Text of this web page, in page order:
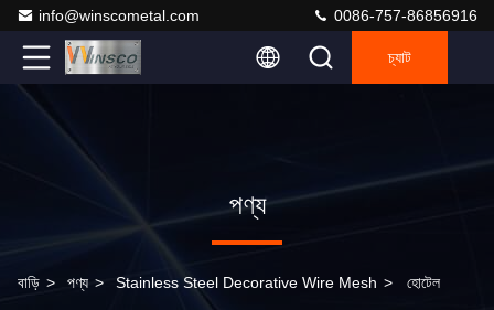
info@winscometal.com 0086-757-86856916
চ্যাট
পণ্য
বাড়ি > পণ্য > Stainless Steel Decorative Wire Mesh > হোটেল